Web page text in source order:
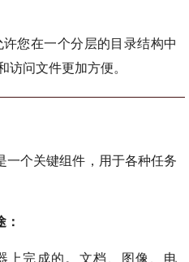
您在一个分层的目录结构中
访问文件更加方便。
一个关键组件，用于各种任务
上完成的。文档、图像、电